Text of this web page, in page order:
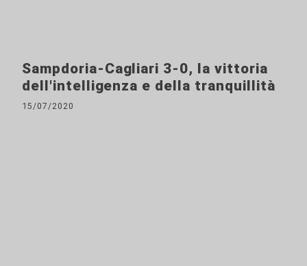
Sampdoria-Cagliari 3-0, la vittoria
dell'intelligenza e della tranquillità
15/07/2020